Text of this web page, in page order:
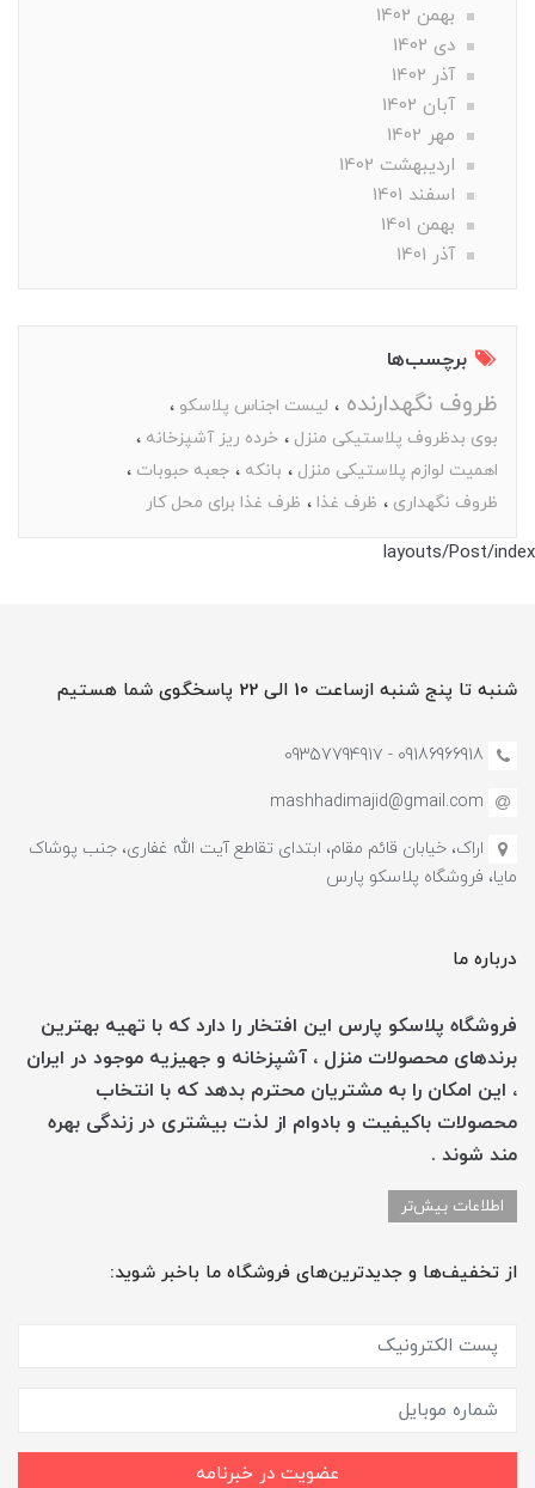
بهمن 1402
دی 1402
آذر 1402
آبان 1402
مهر 1402
ارديبهشت 1402
اسفند 1401
بهمن 1401
آذر 1401
برچسب‌ها
ظروف نگهدارنده
لیست اجناس پلاسکو
بوی بدظروف پلاستیکی منزل
خرده ریز آشپزخانه
اهمیت لوازم پلاستیکی منزل
بانکه
جعبه حبوبات
ظروف نگهداری
ظرف غذا ظرف غذا برای محل کار
layouts/Post/index
شنبه تا پنج شنبه ازساعت 10 الی 22 پاسخگوی شما هستیم
09186966918 - 0935779491۷
mashhadimajid@gmail.com
اراک، خیابان قائم مقام، ابتدای تقاطع آیت الله غفاری، جنب پوشاک
مایا، فروشگاه پلاسکو پارس
درباره ما
فروشگاه پلاسکو پارس این افتخار را دارد که با تهیه بهترین
برندهای محصولات منزل ، آشپزخانه و جهیزیه موجود در ایران
، این امکان را به مشتریان محترم بدهد که با انتخاب
محصولات باکیفیت و بادوام از لذت بیشتری در زندگی بهره
مند شوند .
اطلاعات بیش‌تر
از تخفیف‌ها و جدیدترین‌های فروشگاه ما باخبر شوید:
عضویت در خبرنامه